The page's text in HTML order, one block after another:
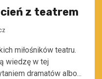
z teatrem
miłośników teatru.
wiedzę w tej
dramatów albo...